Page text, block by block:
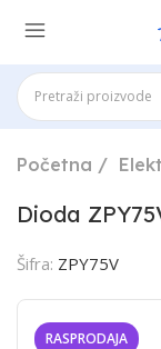
Početna
Dioda
Šifra: ZPY75V
RASPRODAJA